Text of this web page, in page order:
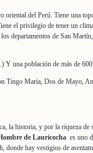
oriental del Perú. Tiene una
el privilegio de tener un
departamentos de San
Y una población de más de
Tingo María, Dos de Mayo,
la historia, y por la riqueza de
de Lauricocha es uno
donde hay vestigios de